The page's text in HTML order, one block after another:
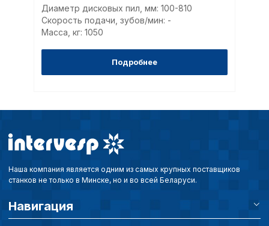
Диаметр дисковых пил, мм: 100-810
Скорость подачи, зубов/мин: -
Масса, кг: 1050
Подробнее
Наша компания является одним из самых крупных поставщиков
станков не только в Минске, но и во всей Беларуси.
Навигация